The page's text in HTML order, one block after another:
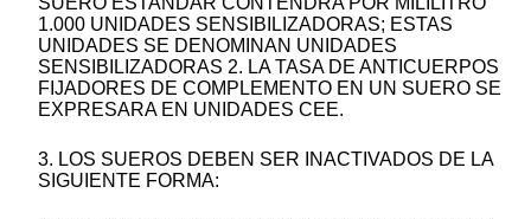
1.000 UNIDADES SENSIBILIZADORAS; ESTAS
UNIDADES SE DENOMINAN UNIDADES
SENSIBILIZADORAS 2. LA TASA DE ANTICUERPOS
FIJADORES DE COMPLEMENTO EN UN SUERO SE
EXPRESARA EN UNIDADES CEE.
3. LOS SUEROS DEBEN SER INACTIVADOS DE LA
SIGUIENTE FORMA: